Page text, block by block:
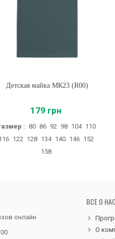
Купить
Детская майка МК23 (R00)
179 грн
: 80 86 92 98 104 110
122 128 134 140 146 152
158
онлайн
ВСЕ О НАС
О